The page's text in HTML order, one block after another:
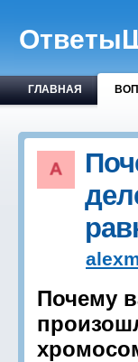
ГЛАВНАЯ
Почему